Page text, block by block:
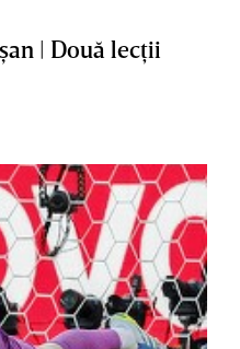
| Două lecţii